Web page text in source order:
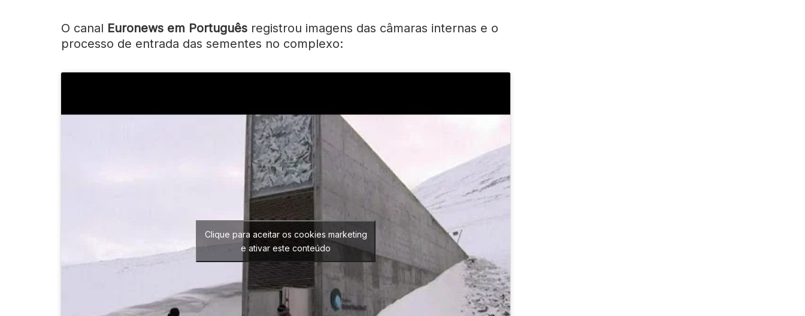
O canal Euronews em Português registrou imagens das câmaras internas e o
processo de entrada das sementes no complexo:
Clique para aceitar os cookies marketing
e ativar este conteúdo